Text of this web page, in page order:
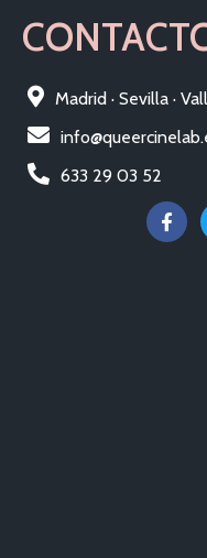
Madrid · Sevilla ·
633 29 03 52